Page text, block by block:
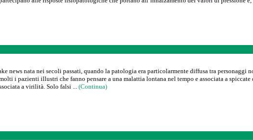
news nata nei secoli passati, quando la patologia era particolarmente diffusa tra
i pazienti illustri che fanno pensare a una malattia lontana nel tempo e associata a
a virilità. Solo falsi ... (Continua)